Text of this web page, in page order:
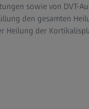
sowie von DVT-
den gesamten
Heilung der